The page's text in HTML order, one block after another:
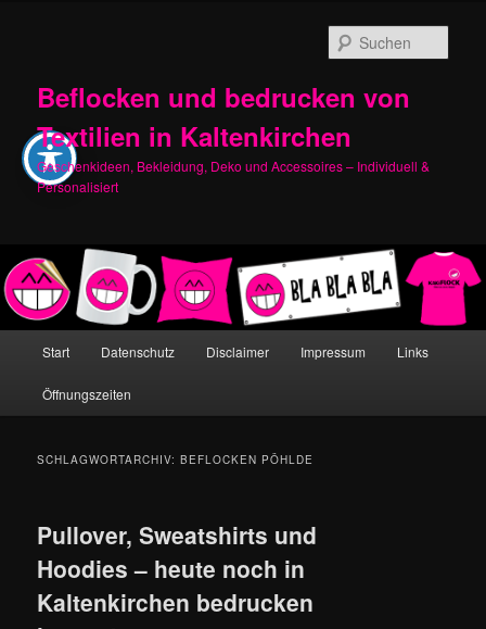
Beflocken und bedrucken von
Textilien in Kaltenkirchen
Geschenkideen, Bekleidung, Deko und Accessoires – Individuell &
Personalisiert
Start Datenschutz Disclaimer Impressum Links
Öffnungszeiten
SCHLAGWORTARCHIV:BEFLOCKEN PÖHLDE
Pullover, Sweatshirts und
Hoodies – heute noch in
Kaltenkirchen bedrucken